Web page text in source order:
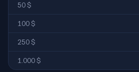
50 $
100 $
250 $
1.000 $